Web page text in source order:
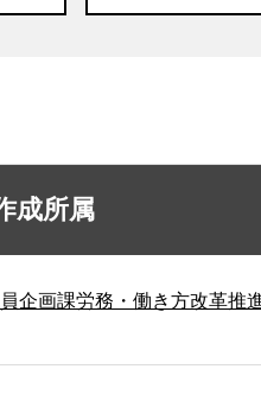
成所属
企画課労務・働き方改革推